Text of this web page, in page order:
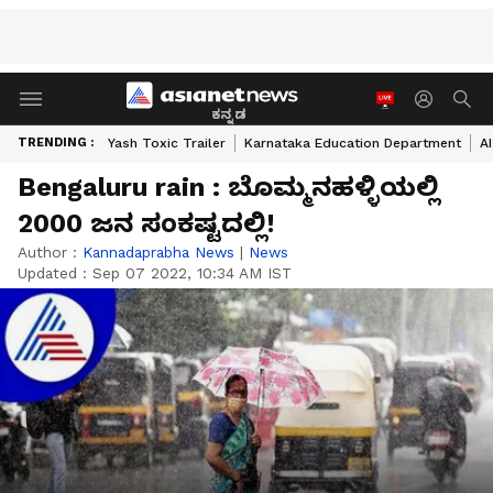
ಕನ್ನಡ
TRENDING : Yash Toxic Trailer Karnataka Education Department
Bengaluru rain : ಬೊಮ್ಮನಹಳ್ಳಿಯಲ್ಲಿ
2000 ಜನ ಸಂಕಷ್ಟದಲ್ಲಿ!
Author : Kannadaprabha News | News
Updated : Sep 07 2022, 10:34 AM IST